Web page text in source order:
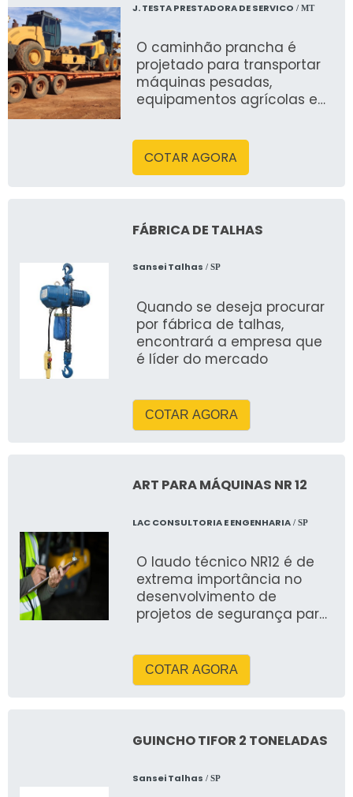
J. TESTA PRESTADORA DE SERVICO / MT
O caminhão prancha é
projetado para transportar
máquinas pesadas,
equipamentos agrícolas e
baixa e reforçada facilita o
carregamento e
eficiência. Oferece alta
capacidade de carga e
para operações que
equipamentos volumosos.
COTAR AGORA
FÁBRICA DE TALHAS
Sansei Talhas / SP
Quando se deseja procurar
por fábrica de talhas,
encontrará a empresa que
é líder do mercado
COTAR AGORA
ART PARA MÁQUINAS NR 12
LAC CONSULTORIA E ENGENHARIA/ SP
O laudo técnico NR12 é de
extrema importância no
desenvolvimento de
projetos de segurança para
demonstram um grau de
risco elevado para o
agendar uma visita técnica
grau de segurança de cada
máquina, em seguida caso
COTAR AGORA
GUINCHO TIFOR 2 TONELADAS
Sansei Talhas / SP